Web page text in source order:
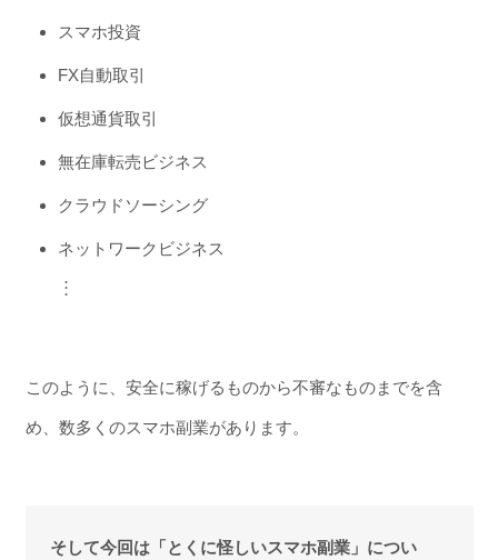
スマホ投資
FX自動取引
仮想通貨取引
無在庫転売ビジネス
クラウドソーシング
ネットワークビジネス
︙
このように、安全に稼げるものから不審なものまでを含
め、数多くのスマホ副業があります。
そして今回は「とくに怪しいスマホ副業」につい